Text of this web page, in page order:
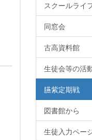
スクールライ
同窓会
古高資料館
生徒会等の活
臙紫定期戦
図書館から
生徒入力ペー